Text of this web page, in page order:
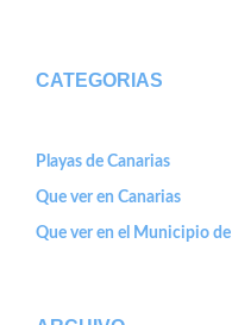
CATEGORIAS
Playas de Canarias
Que ver en Canarias
Que ver en el Municipio de